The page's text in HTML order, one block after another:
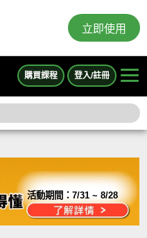
立即使用
購買課程 登入/註冊
活動期間：7/31 ~ 8/28